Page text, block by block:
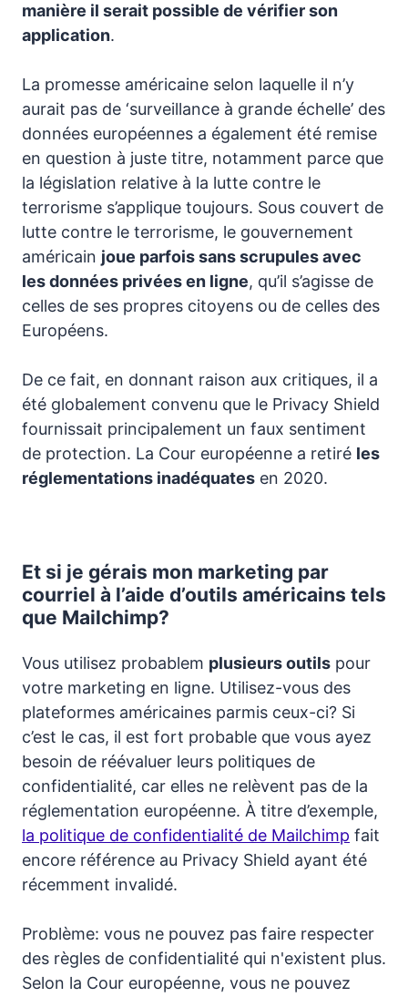
manière il serait possible de vérifier son
application.
La promesse américaine selon laquelle il n’y
aurait pas de ‘surveillance à grande échelle’ des
données européennes a également été remise
en question à juste titre, notamment parce que
la législation relative à la lutte contre le
terrorisme s’applique toujours. Sous couvert de
lutte contre le terrorisme, le gouvernement
américain joue parfois sans scrupules avec
les données privées en ligne, qu’il s’agisse de
celles de ses propres citoyens ou de celles des
Européens.
De ce fait, en donnant raison aux critiques, il a
été globalement convenu que le Privacy Shield
fournissait principalement un faux sentiment
de protection. La Cour européenne a retiré les
réglementations inadéquates en 2020.
Et si je gérais mon marketing par
courriel à l’aide d’outils américains tels
que Mailchimp?
Vous utilisez probablem plusieurs outils pour
votre marketing en ligne. Utilisez-vous des
plateformes américaines parmis ceux-ci? Si
c’est le cas, il est fort probable que vous ayez
besoin de réévaluer leurs politiques de
confidentialité, car elles ne relèvent pas de la
réglementation européenne. À titre d’exemple,
la politique de confidentialité de Mailchimp fait
encore référence au Privacy Shield ayant été
récemment invalidé.
Problème: vous ne pouvez pas faire respecter
des règles de confidentialité qui n'existent plus.
Selon la Cour européenne, vous ne pouvez